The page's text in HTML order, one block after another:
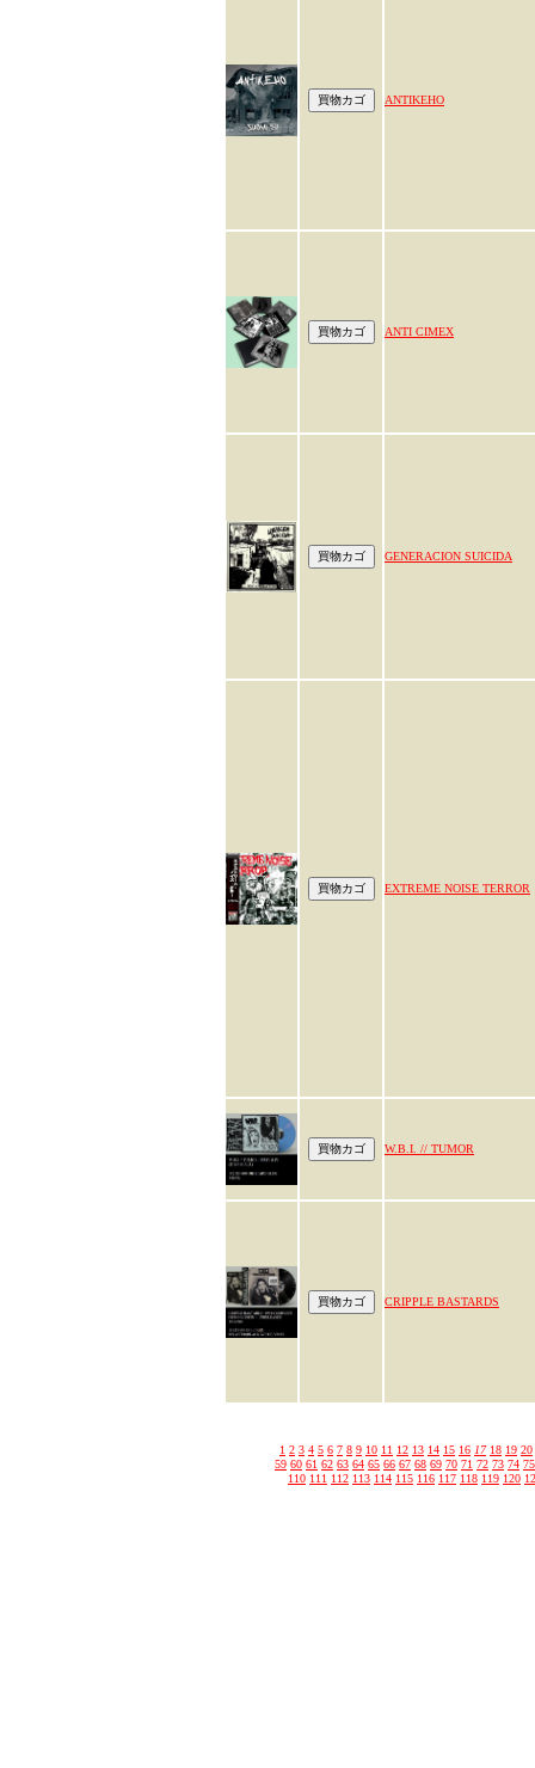
ANTIKEHO
ANTI CIMEX
GENERACION SUICIDA
EXTREME NOISE TERROR
W.B.I. // TUMOR
CRIPPLE BASTARDS
1 2 3 4 5 6 7 8 9 10 11 12 13 14 15 16 17 18 19 20
59 60 61 62 63 64 65 66 67 68 69 70 71 72 73 74 75
110 111 112 113 114 115 116 117 118 119 120